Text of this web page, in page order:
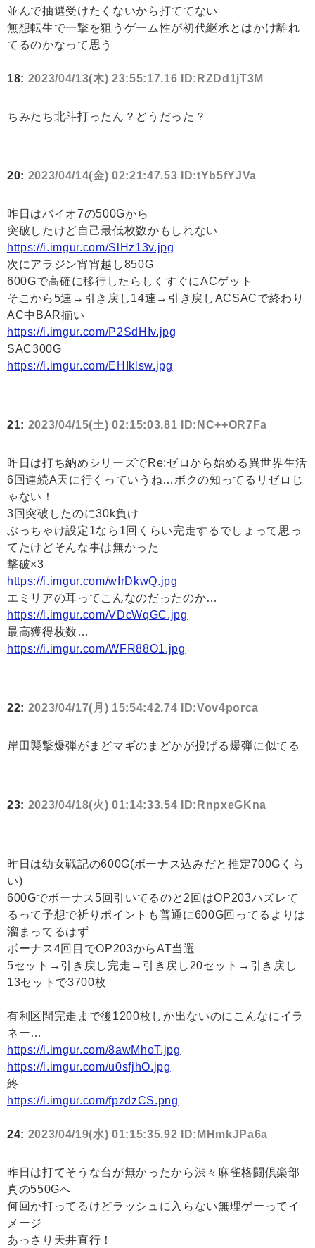
並んで抽選受けたくないから打ててない
無想転生で一撃を狙うゲーム性が初代継承とはかけ離れ
てるのかなって思う
18: 2023/04/13(木) 23:55:17.16 ID:RZDd1jT3M
ちみたち北斗打ったん？どうだった？
20: 2023/04/14(金) 02:21:47.53 ID:tYb5fYJVa
昨日はバイオ7の500Gから
突破したけど自己最低枚数かもしれない
https://i.imgur.com/SlHz13v.jpg
次にアラジン宵宵越し850G
600Gで高確に移行したらしくすぐにACゲット
そこから5連→引き戻し14連→引き戻しACSACで終わり
AC中BAR揃い
https://i.imgur.com/P2SdHIv.jpg
SAC300G
https://i.imgur.com/EHIklsw.jpg
21: 2023/04/15(土) 02:15:03.81 ID:NC++OR7Fa
昨日は打ち納めシリーズでRe:ゼロから始める異世界生活
6回連続A天に行くっていうね…ボクの知ってるリゼロじ
ゃない！
3回突破したのに30k負け
ぶっちゃけ設定1なら1回くらい完走するでしょって思っ
てたけどそんな事は無かった
撃破×3
https://i.imgur.com/wIrDkwQ.jpg
エミリアの耳ってこんなのだったのか…
https://i.imgur.com/VDcWqGC.jpg
最高獲得枚数…
https://i.imgur.com/WFR88O1.jpg
22: 2023/04/17(月) 15:54:42.74 ID:Vov4porca
岸田襲撃爆弾がまどマギのまどかが投げる爆弾に似てる
23: 2023/04/18(火) 01:14:33.54 ID:RnpxeGKna
昨日は幼女戦記の600G(ボーナス込みだと推定700Gくら
い)
600Gでボーナス5回引いてるのと2回はOP203ハズレて
るって予想で祈りポイントも普通に600G回ってるよりは
溜まってるはず
ボーナス4回目でOP203からAT当選
5セット→引き戻し完走→引き戻し20セット→引き戻し
13セットで3700枚
有利区間完走まで後1200枚しか出ないのにこんなにイラ
ネー…
https://i.imgur.com/8awMhoT.jpg
https://i.imgur.com/u0sfjhO.jpg
終
https://i.imgur.com/fpzdzCS.png
24: 2023/04/19(水) 01:15:35.92 ID:MHmkJPa6a
昨日は打てそうな台が無かったから渋々麻雀格闘倶楽部
真の550Gへ
何回か打ってるけどラッシュに入らない無理ゲーってイ
メージ
あっさり天井直行！